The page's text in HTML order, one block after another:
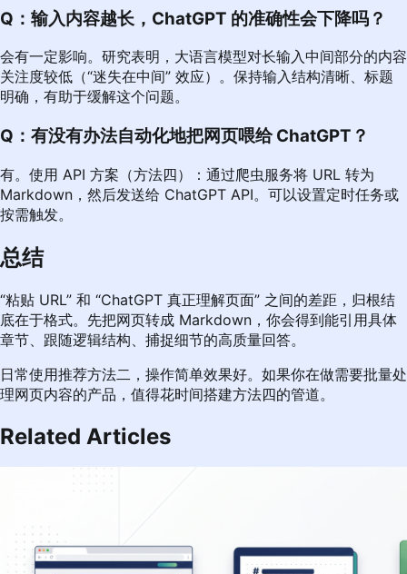
Q：输入内容越长，ChatGPT 的准确性会下降吗？
会有一定影响。研究表明，大语言模型对长输入中间部分的内容
关注度较低（“迷失在中间” 效应）。保持输入结构清晰、标题
明确，有助于缓解这个问题。
Q：有没有办法自动化地把网页喂给 ChatGPT？
有。使用 API 方案（方法四）：通过爬虫服务将 URL 转为
Markdown，然后发送给 ChatGPT API。可以设置定时任务或
按需触发。
总结
“粘贴 URL” 和 “ChatGPT 真正理解页面” 之间的差距，归根结
底在于格式。先把网页转成 Markdown，你会得到能引用具体
章节、跟随逻辑结构、捕捉细节的高质量回答。
日常使用推荐方法二，操作简单效果好。如果你在做需要批量处
理网页内容的产品，值得花时间搭建方法四的管道。
Related Articles